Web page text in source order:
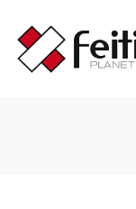
contenido